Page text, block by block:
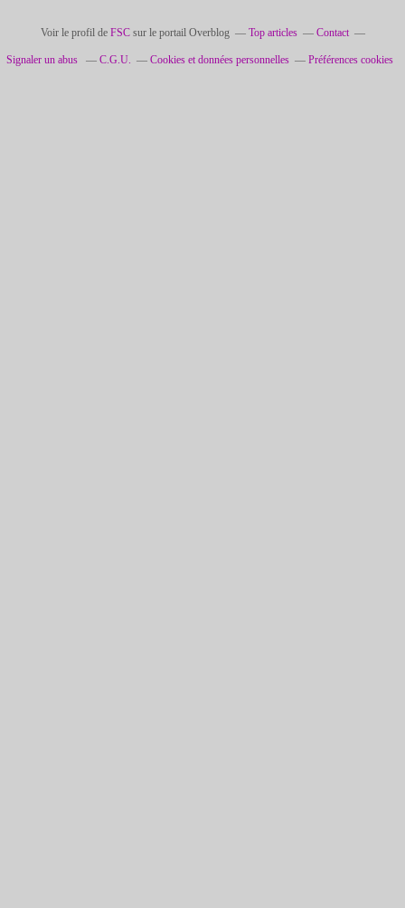
Voir le profil de FSCsur le portail Overblog Top articles Contact
Signaler un abus C.G.U. Cookies et données personnelles Préférences cookies